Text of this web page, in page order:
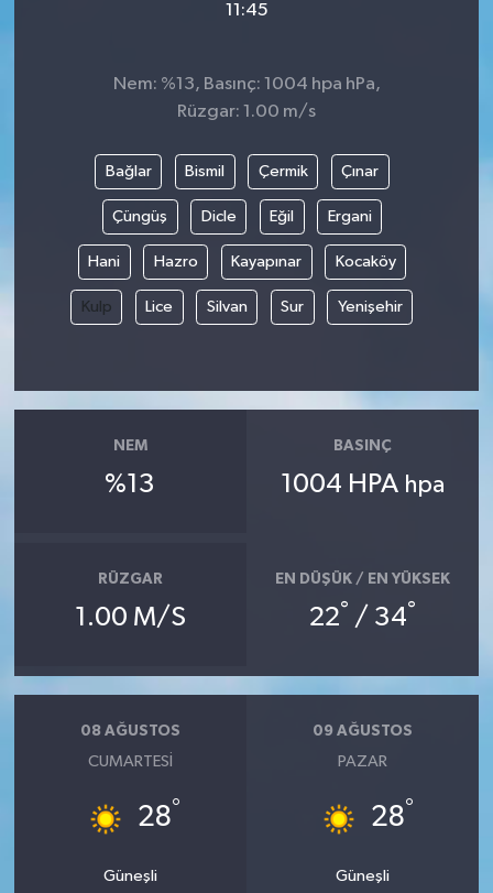
11:45
Nem: %13, Basınç: 1004 hpa hPa,
Rüzgar: 1.00 m/s
Bağlar Bismil Çermik Çınar
Çüngüş Dicle Eğil Ergani
Hani Hazro Kayapınar Kocaköy
Kulp Lice Silvan Sur Yenişehir
NEM
%13
BASINÇ
1004 HPA hpa
RÜZGAR
1.00 M/S
EN DÜŞÜK / EN YÜKSEK
22° / 34°
08 AĞUSTOS
CUMARTESI
28°
Güneşli
09 AĞUSTOS
PAZAR
28°
Güneşli